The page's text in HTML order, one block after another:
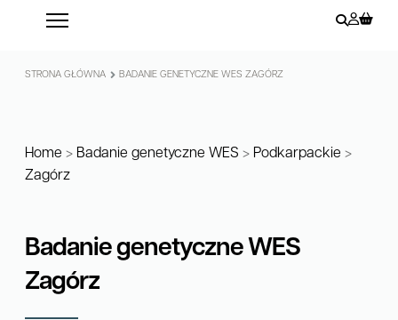
STRONA GŁÓWNA BADANIE GENETYCZNE WES ZAGÓRZ
Home > Badanie genetyczne WES > Podkarpackie >
Zagórz
Badanie genetyczne WES
Zagórz